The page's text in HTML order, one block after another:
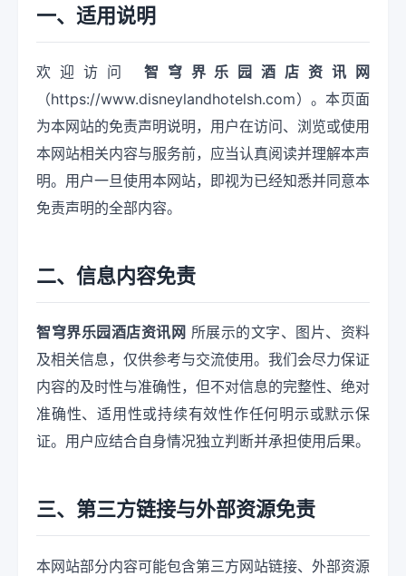
一、适用说明
欢迎访问 智穹界乐园酒店资讯网
（https://www.disneylandhotelsh.com）。本页面
为本网站的免责声明说明，用户在访问、浏览或使用
本网站相关内容与服务前，应当认真阅读并理解本声
明。用户一旦使用本网站，即视为已经知悉并同意本
免责声明的全部内容。
二、信息内容免责
智穹界乐园酒店资讯网 所展示的文字、图片、资料
及相关信息，仅供参考与交流使用。我们会尽力保证
内容的及时性与准确性，但不对信息的完整性、绝对
准确性、适用性或持续有效性作任何明示或默示保
证。用户应结合自身情况独立判断并承担使用后果。
三、第三方链接与外部资源免责
本网站部分内容可能包含第三方网站链接、外部资源